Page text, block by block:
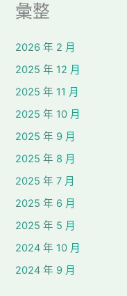
彙整
2026 年 2 月
2025 年 12 月
2025 年 11 月
2025 年 10 月
2025 年 9 月
2025 年 8 月
2025 年 7 月
2025 年 6 月
2025 年 5 月
2024 年 10 月
2024 年 9 月